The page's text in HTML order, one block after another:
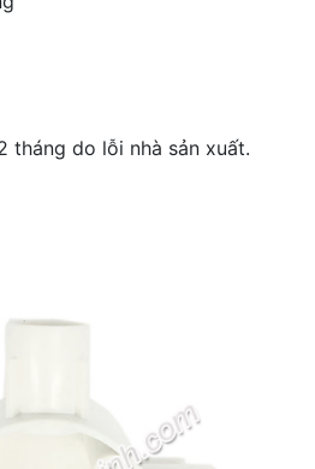
tháng do lỗi nhà sản xuất.